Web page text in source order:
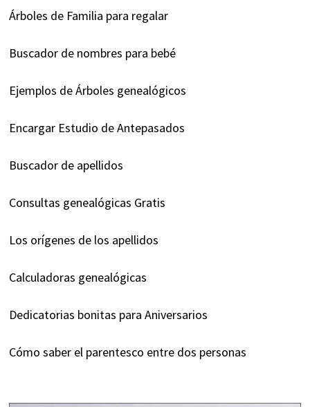
Árboles de Familia para regalar
Buscador de nombres para bebé
Ejemplos de Árboles genealógicos
Encargar Estudio de Antepasados
Buscador de apellidos
Consultas genealógicas Gratis
Los orígenes de los apellidos
Calculadoras genealógicas
Dedicatorias bonitas para Aniversarios
Cómo saber el parentesco entre dos personas